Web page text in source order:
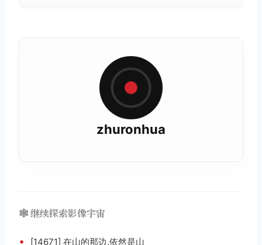
zhuronhua
🕸️ 继续探索影像宇宙
• [14671] 在山的那边,依然是山